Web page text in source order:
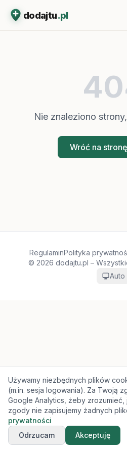
dodajtu.pl
Nie znaleziono
Wróć na
RegulaminPolityka
© 2026 dodajtu.pl –
Auto
Używamy niezbędnych plików
(m.in. sesja logowania). Za Twoją
Google Analytics, żeby zrozumieć,
zgody nie zapisujemy żadnych
prywatności
Odrzucam
Akceptuję